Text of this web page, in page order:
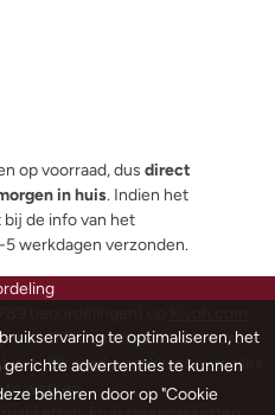
op voorraad, dus direct
in huis. Indien het
bij de info van het
werkdagen verzonden.
incl. BTW en uitgedrukt in euro.
Elk borduurpakket bevat alles
te werken.
te optimaliseren, het
advertenties te kunnen
beheren door op "Cookie